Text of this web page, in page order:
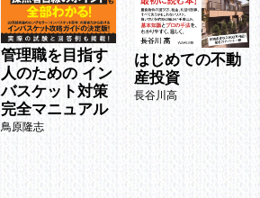
管理職を目指す
人のための イン
バスケット対策
完全マニュアル
鳥原隆志
はじめての不動
産投資
長谷川高